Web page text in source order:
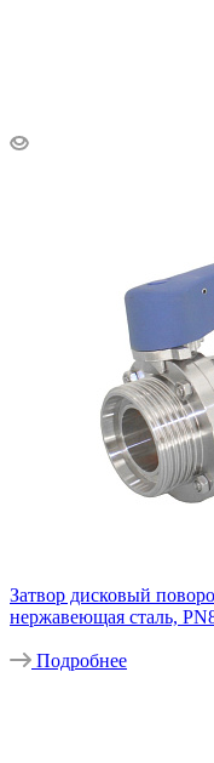
Затвор дисковый
нержавеющая сталь,
Подробнее